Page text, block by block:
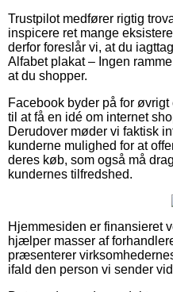
Trustpilot medfører rigtig
inspicere ret mange
derfor foreslår vi, at du
Alfabet plakat – Ingen
at du shopper.
Facebook byder på for
til at få en idé om internet
Derudover møder vi faktisk
kunderne mulighed for at
deres køb, som også må
kundernes tilfredshed.
Hjemmesiden er finansieret
hjælper masser af
præsenterer
ifald den person vi sender